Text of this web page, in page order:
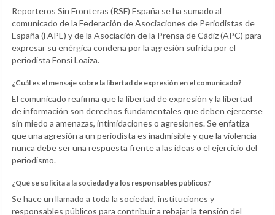
Reporteros Sin Fronteras (RSF) España se ha sumado al
comunicado de la Federación de Asociaciones de Periodistas de
España (FAPE) y de la Asociación de la Prensa de Cádiz (APC) para
expresar su enérgica condena por la agresión sufrida por el
periodista Fonsi Loaiza.
¿Cuál es el mensaje sobre la libertad de expresión en el comunicado?
El comunicado reafirma que la libertad de expresión y la libertad
de información son derechos fundamentales que deben ejercerse
sin miedo a amenazas, intimidaciones o agresiones. Se enfatiza
que una agresión a un periodista es inadmisible y que la violencia
nunca debe ser una respuesta frente a las ideas o el ejercicio del
periodismo.
¿Qué se solicita a la sociedad y a los responsables públicos?
Se hace un llamado a toda la sociedad, instituciones y
responsables públicos para contribuir a rebajar la tensión del